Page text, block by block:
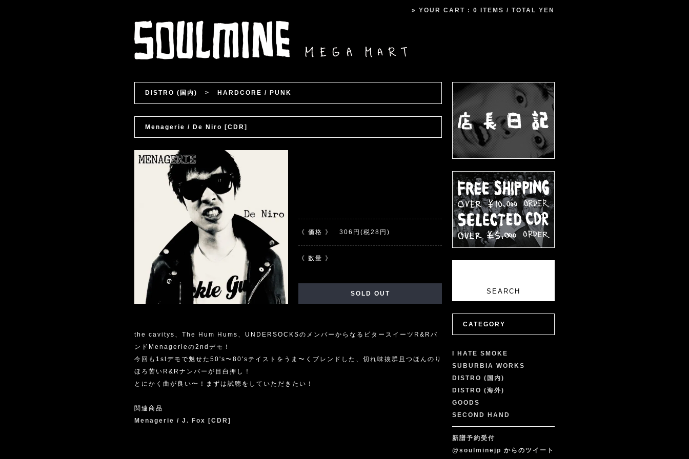
» YOUR CART : 0 ITEMS / TOTAL YEN
DISTRO (国内) > HARDCORE / PUNK
Menagerie / De Niro [CDR]
《 価格 》 306円(税28円)
《 数量 》
SOLD OUT
the cavitys、The Hum Hums、UNDERSOCKSのメンバーからなるビタースイーツR&Rバ
ンドMenagerieの2ndデモ！
今回も1stデモで魅せた50's〜80'sテイストをうま〜くブレンドした、切れ味抜群且つほんのり
ほろ苦いR&Rナンバーが目白押し！
とにかく曲が良い〜！まずは試聴をしていただきたい！
関連商品
Menagerie / J. Fox [CDR]
CATEGORY
I HATE SMOKE
SUBURBIA WORKS
DISTRO (国内)
DISTRO (海外)
GOODS
SECOND HAND
新譜予約受付
@soulminejp からのツイート